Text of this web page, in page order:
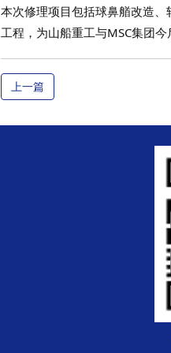
本次修理项目包括球鼻艏改造
工程，为山船重工与MSC集团今
上一篇